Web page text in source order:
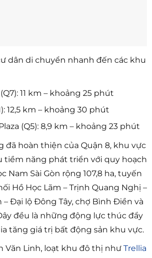
dân di chuyển nhanh đến các khu
11 km – khoảng 25 phút
12,5 km – khoảng 30 phút
(Q5): 8,9 km – khoảng 23 phút
đã hoàn thiện của Quận 8, khu vực
tiềm năng phát triển với quy hoạch
Nam Sài Gòn rộng 107,8 ha, tuyến
Hồ Học Lãm – Trịnh Quang Nghị –
– Đại lộ Đông Tây, chợ Bình Điền và
đều là những động lực thúc đẩy
tăng giá trị bất động sản khu vực.
Văn Linh, loạt khu đô thị như Trellia